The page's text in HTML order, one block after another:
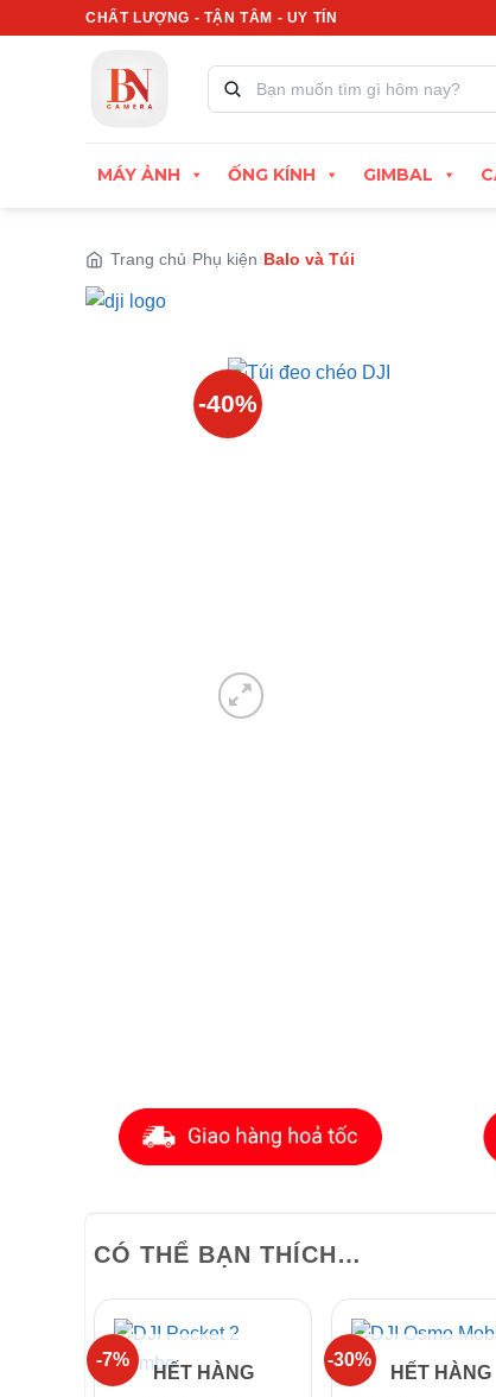
CHẤT LƯỢNG - TẬN TÂM - UY TÍN
Xuất hóa đơn VAT đầy đủ Thu cũ đổi
kiếm
MÁY ẢNH ỐNG KÍNH GIMBAL
Trang chủ Phụ kiện Balo và Túi
-40%
CÓ THỂ BẠN THÍCH…
-7% + HẾT HÀNG
-30%
HẾT HÀNG